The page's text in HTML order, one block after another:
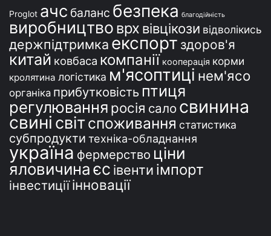
Proglot ачс баланс безпека благодійність
виробництво врх вівцікози відволікись
держпідтримка експорт здоров'я
китай ковбаса компанії кооперація корми
кролятина логістика м'ясоптиці нем'ясо
органіка прибутковість птиця
регулювання росія сало свинина
свині світспоживання статистика
субпродукти техніка-обладнання
україна фермерство ціни
яловичинаєс івенти імпорт
інвестиції інновації